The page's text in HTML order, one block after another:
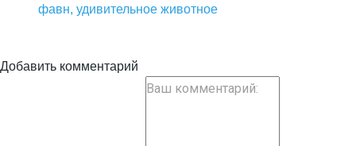
фавн, удивительное животное
Добавить комментарий